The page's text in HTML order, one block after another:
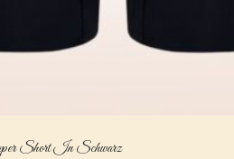
Short In Schwarz